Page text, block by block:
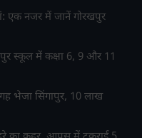
एक नजर में जानें गोरखपुर
स्कूल में कक्षा 6, 9 और 11
भेजा सिंगापुर, 10 लाख